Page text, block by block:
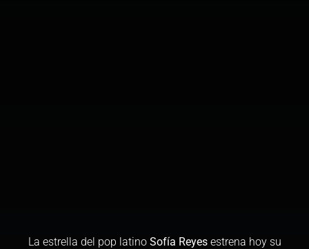
La estrella del pop latino Sofía Reyesestrena hoy su